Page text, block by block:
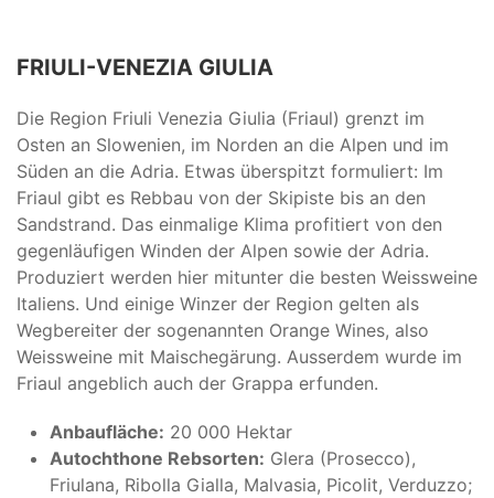
FRIULI-VENEZIA GIULIA
Die Region Friuli Venezia Giulia (Friaul) grenzt im
Osten an Slowenien, im Norden an die Alpen und im
Süden an die Adria. Etwas überspitzt formuliert: Im
Friaul gibt es Rebbau von der Skipiste bis an den
Sandstrand. Das einmalige Klima profitiert von den
gegenläufigen Winden der Alpen sowie der Adria.
Produziert werden hier mitunter die besten Weissweine
Italiens. Und einige Winzer der Region gelten als
Wegbereiter der sogenannten Orange Wines, also
Weissweine mit Maischegärung. Ausserdem wurde im
Friaul angeblich auch der Grappa erfunden.
Anbaufläche: 20 000 Hektar
Autochthone Rebsorten: Glera (Prosecco),
Friulana, Ribolla Gialla, Malvasia, Picolit, Verduzzo;